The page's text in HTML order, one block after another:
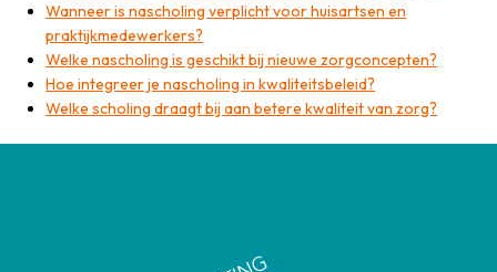
Wanneer is nascholing verplicht voor huisartsen en
praktijkmedewerkers?
Welke nascholing is geschikt bij nieuwe zorgconcepten?
Hoe integreer je nascholing in kwaliteitsbeleid?
Welke scholing draagt bij aan betere kwaliteit van zorg?